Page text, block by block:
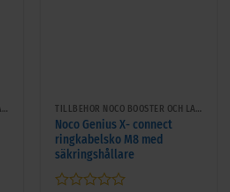
TILLBEHÖR NOCO BOOSTER OCH LADDARE TILLBEHÖR NOCO BOOSTER OCH LADDARE
Noco Genius X- connect
ringkabelsko M8 med
säkringshållare